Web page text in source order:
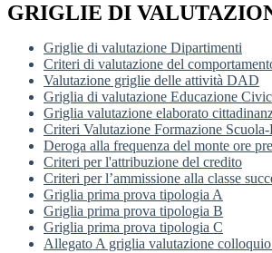
GRIGLIE DI
Griglie di valutazione Dipartimenti
Criteri di valutazione del
Valutazione griglie delle attività DAD
Griglia di valutazione Educazione
Griglia valutazione elaborato
Criteri Valutazione Formazione
Deroga alla frequenza del monte ore
Criteri per l'attribuzione del credito
Criteri per l’ammissione alla classe
Griglia prima prova tipologia A
Griglia prima prova tipologia B
Griglia prima prova tipologia C
Allegato A griglia valutazione